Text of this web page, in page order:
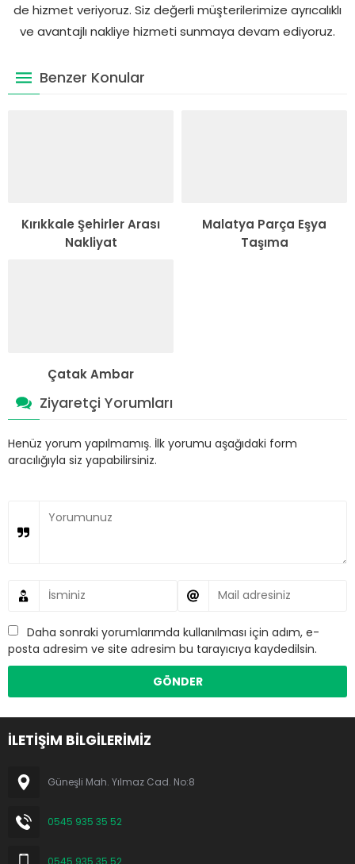
de hizmet veriyoruz. Siz değerli müşterilerimize ayrıcalıklı
ve avantajlı nakliye hizmeti sunmaya devam ediyoruz.
Benzer Konular
Kırıkkale Şehirler Arası
Nakliyat
Malatya Parça Eşya
Taşıma
Çatak Ambar
Ziyaretçi Yorumları
Henüz yorum yapılmamış. İlk yorumu aşağıdaki form
aracılığıyla siz yapabilirsiniz.
Daha sonraki yorumlarımda kullanılması için adım, e-
posta adresim ve site adresim bu tarayıcıya kaydedilsin.
İLETİŞİM BİLGİLERİMİZ
Güneşli Mah. Yılmaz Cad. No:8
0545 935 35 52
0545 935 35 52